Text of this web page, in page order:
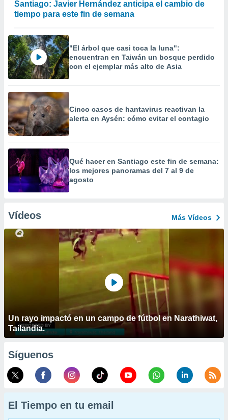
Santiago: Javier Hernández anticipa el cambio de
tiempo para este fin de semana
"El árbol que casi toca la luna":
encuentran en Taiwán un bosque perdido
con el ejemplar más alto de Asia
Cinco casos de hantavirus reactivan la
alerta en Aysén: cómo evitar el contagio
Qué hacer en Santiago este fin de semana:
los mejores panoramas del 7 al 9 de
agosto
Vídeos Más Vídeos
Un rayo impactó en un campo de fútbol en Narathiwat,
Tailandia.
Síguenos
El Tiempo en tu email